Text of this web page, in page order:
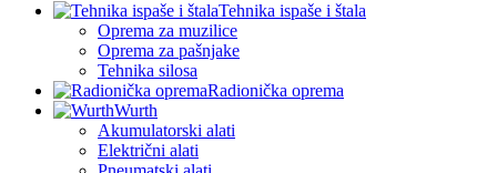
Tehnika ispaše i štala
Oprema za muzilice
Oprema za pašnjake
Tehnika silosa
Radionička oprema
Wurth
Akumulatorski alati
Električni alati